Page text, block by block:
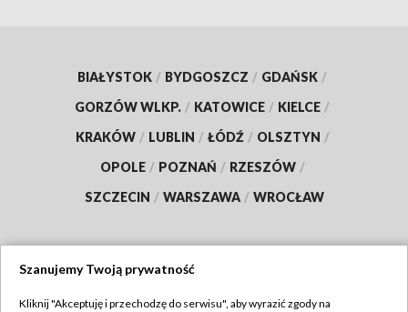
BIAŁYSTOK / BYDGOSZCZ / GDAŃSK /
GORZÓW WLKP. / KATOWICE / KIELCE /
KRAKÓW / LUBLIN / ŁÓDŹ / OLSZTYN /
OPOLE / POZNAŃ / RZESZÓW /
SZCZECIN / WARSZAWA / WROCŁAW
Szanujemy Twoją prywatność
Kliknij "Akceptuję i przechodzę do serwisu", aby wyrazić zgody na